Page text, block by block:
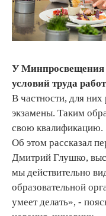
У Минпросвещения
условий труда
В частности, для них
экзамены. Таким
свою квалификацию.
Об этом рассказал
Дмитрий Глушко,
мы действительно
образовательной
умеет делать», -